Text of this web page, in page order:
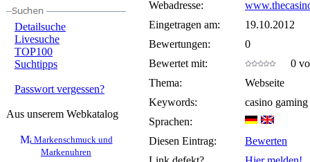
Detailsuche
Livesuche
TOP100
Suchtipps
Passwort vergessen?
Aus unserem Webkatalog
Markenschmuck und
Markenuhren
Webadresse:
Eingetragen am:
19.10.2012
Bewertungen:
0
Bewertet mit:
0
Thema:
Webseite
Keywords:
casino
Sprachen:
Diesen Eintrag:
Bewerten